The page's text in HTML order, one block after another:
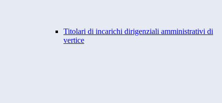
Titolari di incarichi dirigenziali amministrativi di
vertice